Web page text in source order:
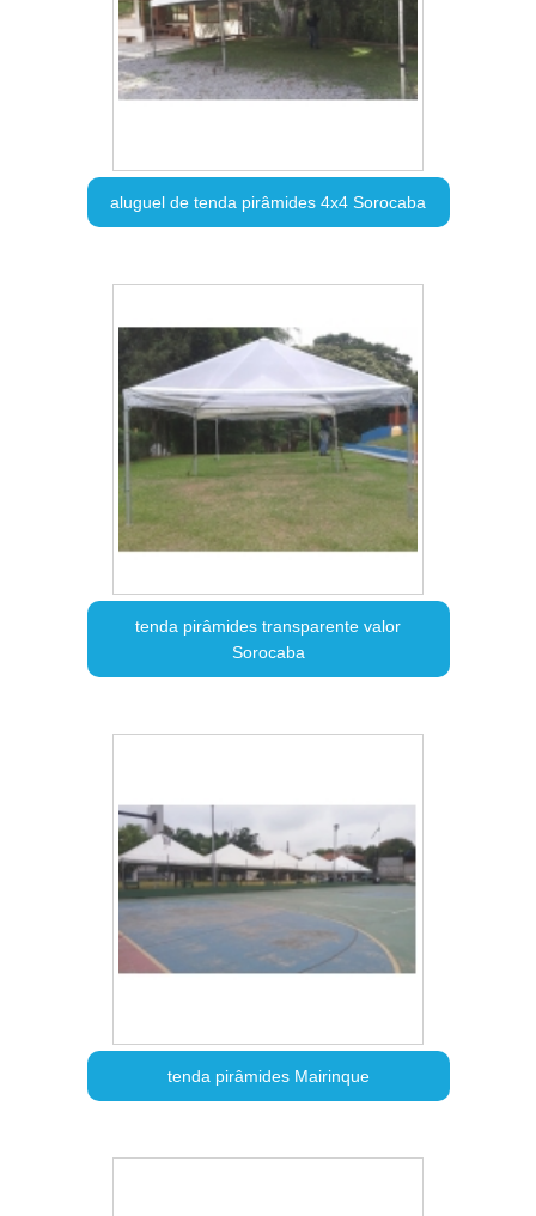
aluguel de tenda pirâmides 4x4 Sorocaba
tenda pirâmides transparente valor
Sorocaba
tenda pirâmides Mairinque